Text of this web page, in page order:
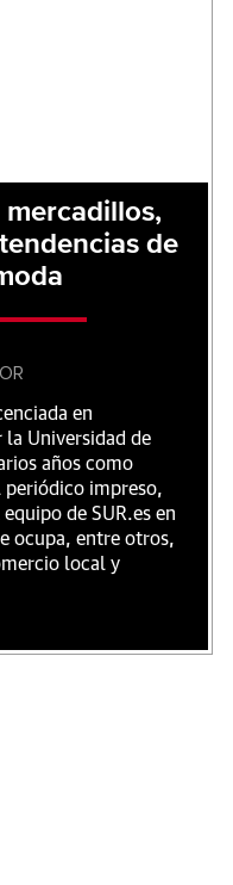
mercadillos,
de
en
la Universidad de
años como
periódico impreso,
de SUR.es en
ocupa, entre otros,
local y